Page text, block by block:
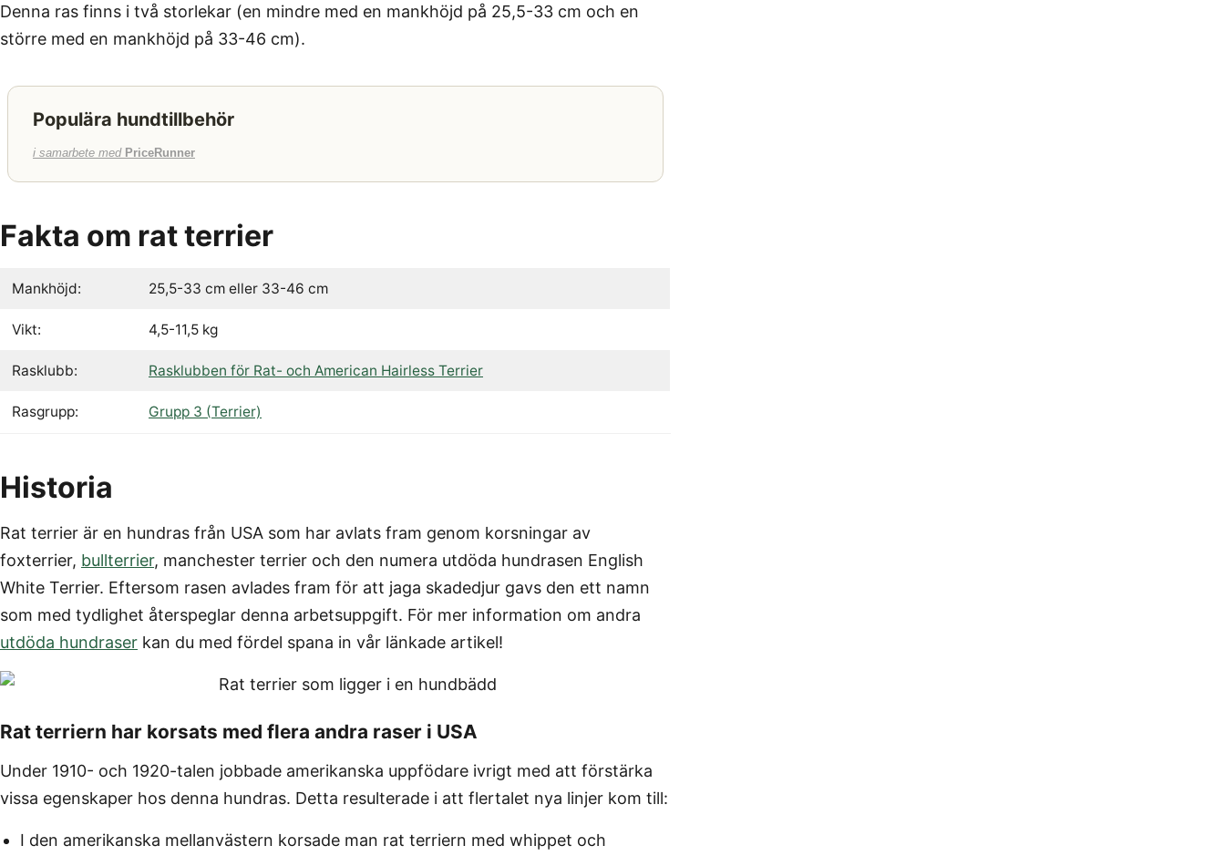
Denna ras finns i två storlekar (en mindre med en mankhöjd på 25,5-33 cm och en
större med en mankhöjd på 33-46 cm).
Populära hundtillbehör
i samarbete med PriceRunner
Fakta om rat terrier
Mankhöjd: 25,5-33 cm eller 33-46 cm
Vikt: 4,5-11,5 kg
Rasklubb: Rasklubben för Rat- och American Hairless Terrier
Rasgrupp: Grupp 3 (Terrier)
Historia
Rat terrier är en hundras från USA som har avlats fram genom korsningar av
foxterrier, bullterrier, manchester terrier och den numera utdöda hundrasen English
White Terrier. Eftersom rasen avlades fram för att jaga skadedjur gavs den ett namn
som med tydlighet återspeglar denna arbetsuppgift. För mer information om andra
utdöda hundraser kan du med fördel spana in vår länkade artikel!
Rat terriern har korsats med flera andra raser i USA
Under 1910- och 1920-talen jobbade amerikanska uppfödare ivrigt med att förstärka
vissa egenskaper hos denna hundras. Detta resulterade i att flertalet nya linjer kom till:
I den amerikanska mellanvästern korsade man rat terriern med whippet och